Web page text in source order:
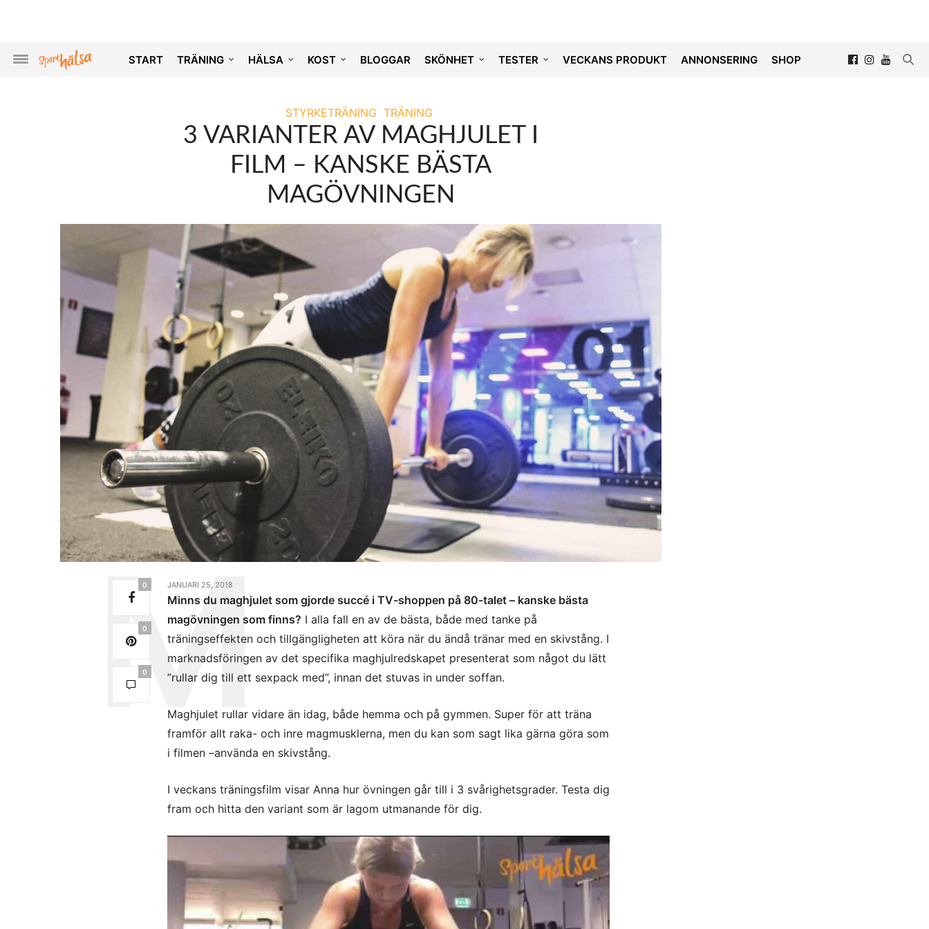
START TRÄNING HÄLSA KOST BLOGGAR SKÖNHET TESTER VECKANS PRODUKT ANNONSERING SHOP
STYRKETRÄNING TRÄNING
3 VARIANTER AV MAGHJULET I
FILM – KANSKE BÄSTA
MAGÖVNINGEN
0
0
0
JANUARI 25, 2018
Minns du maghjulet som gjorde succé i TV-shoppen på 80-talet – kanske bästa
magövningen som finns? I alla fall en av de bästa, både med tanke på
träningseffekten och tillgängligheten att köra när du ändå tränar med en skivstång. I
marknadsföringen av det specifika maghjulredskapet presenterat som något du lätt
”rullar dig till ett sexpack med”, innan det stuvas in under soffan.
Maghjulet rullar vidare än idag, både hemma och på gymmen. Super för att träna
framför allt raka- och inre magmusklerna, men du kan som sagt lika gärna göra som
i filmen –använda en skivstång.
I veckans träningsfilm visar Anna hur övningen går till i 3 svårighetsgrader. Testa dig
fram och hitta den variant som är lagom utmanande för dig.